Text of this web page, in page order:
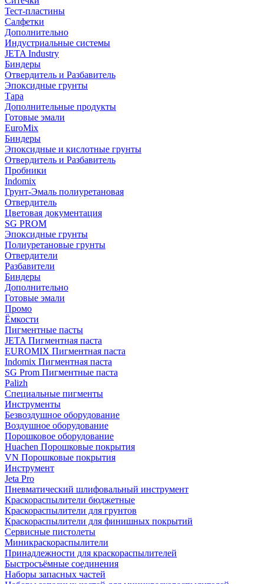
Тест-пластины
Салфетки
Дополнительно
Индустриальные системы
JETA Industry
Биндеры
Отвердитель и Разбавитель
Эпоксидные грунты
Тара
Дополнительные продукты
Готовые эмали
EuroMix
Биндеры
Эпоксидные и кислотные грунты
Отвердитель и Разбавитель
Пробники
Indomix
Грунт-Эмаль полиуретановая
Отвердитель
Цветовая документация
SG PROM
Эпоксидные грунты
Полиуретановые грунты
Отвердители
Разбавители
Биндеры
Дополнительно
Готовые эмали
Промо
Ёмкости
Пигментные пасты
JETA Пигментная паста
EUROMIX Пигментная паста
Indomix Пигментная паста
SG Prom Пигментные паста
Palizh
Специальные пигменты
Инструменты
Безвоздушное оборудование
Воздушное оборудование
Порошковое оборудование
Huachen Порошковые покрытия
VN Порошковые покрытия
Инструмент
Jeta Pro
Пневматический шлифовальный инструмент
Краскораспылители бюджетные
Краскораспылители для грунтов
Краскораспылители для финишных покрытий
Сервисные пистолеты
Миникраскораспылители
Принадлежности для краскораспылителей
Быстросъёмные соединения
Наборы запасных частей